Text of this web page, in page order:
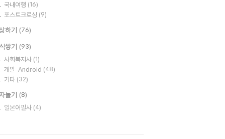
국내여행 (16)
포스트크로싱 (9)
하기 (76)
쌓기 (93)
사회복지사 (1)
개발-Android (48)
기타 (32)
놀기 (8)
일본어필사 (4)